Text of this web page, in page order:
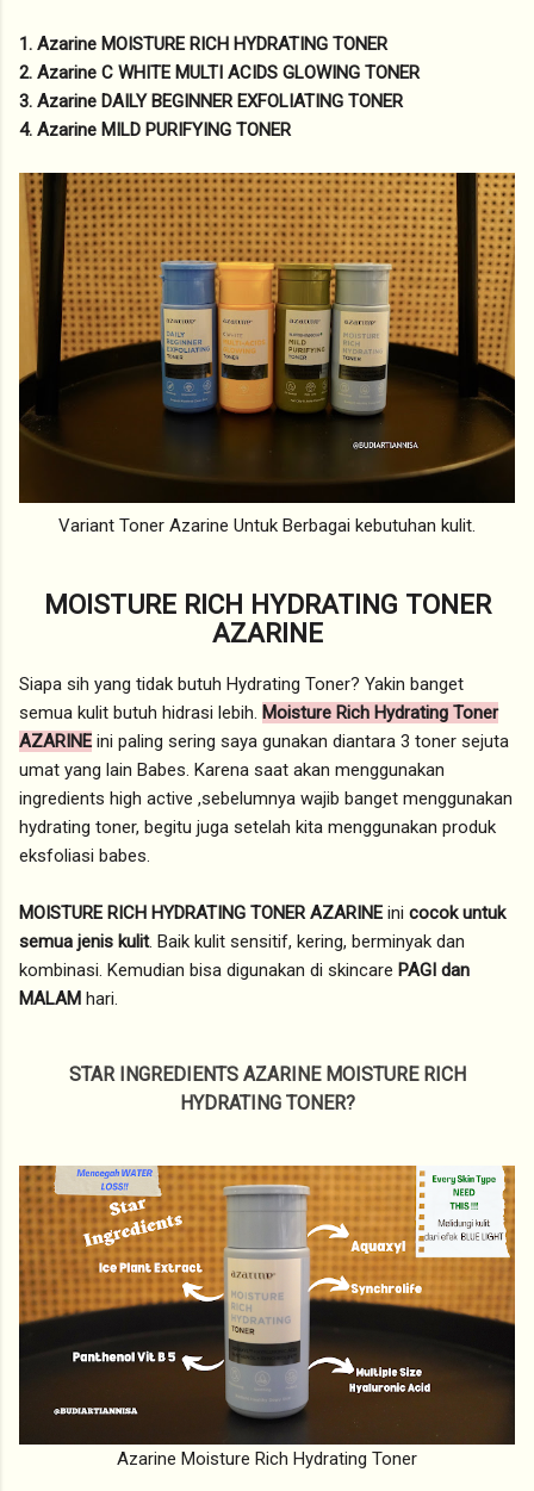
1. Azarine MOISTURE RICH HYDRATING TONER
2. Azarine C WHITE MULTI ACIDS GLOWING TONER
3. Azarine DAILY BEGINNER EXFOLIATING TONER
4. Azarine MILD PURIFYING TONER
Variant Toner Azarine Untuk Berbagai kebutuhan kulit.
MOISTURE RICH HYDRATING TONER
AZARINE
Siapa sih yang tidak butuh Hydrating Toner? Yakin banget
semua kulit butuh hidrasi lebih. Moisture Rich Hydrating Toner
AZARINE ini paling sering saya gunakan diantara 3 toner sejuta
umat yang lain Babes. Karena saat akan menggunakan
ingredients high active ,sebelumnya wajib banget menggunakan
hydrating toner, begitu juga setelah kita menggunakan produk
eksfoliasi babes.
MOISTURE RICH HYDRATING TONER AZARINE ini cocok untuk
semua jenis kulit. Baik kulit sensitif, kering, berminyak dan
kombinasi. Kemudian bisa digunakan di skincare PAGI dan
MALAM hari.
STAR INGREDIENTS AZARINE MOISTURE RICH
HYDRATING TONER?
Azarine Moisture Rich Hydrating Toner